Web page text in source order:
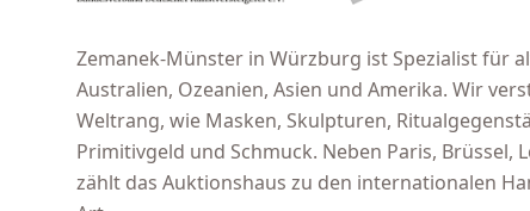
Zemanek-Münster in Würzburg ist Spezialist für
Australien, Ozeanien, Asien und Amerika. Wir
Weltrang, wie Masken, Skulpturen,
Primitivgeld und Schmuck. Neben Paris, Brüssel,
zählt das Auktionshaus zu den internationalen